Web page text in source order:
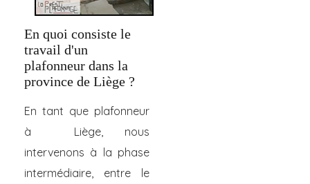
En quoi consiste le
travail d'un
plafonneur dans la
province de Liège ?
En tant que plafonneur
à Liège, nous
intervenons à la phase
intermédiaire, entre le